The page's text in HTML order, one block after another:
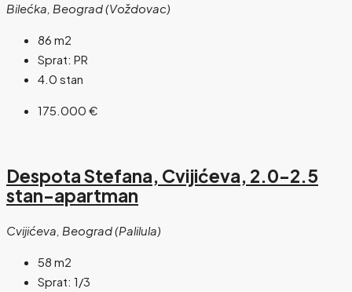
Bilećka, Beograd (Voždovac)
86 m2
Sprat: PR
4.0 stan
175.000 €
Despota Stefana, Cvijićeva, 2.0-2.5
stan-apartman
Cvijićeva, Beograd (Palilula)
58 m2
Sprat: 1/3